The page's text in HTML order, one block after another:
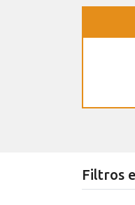
Filtros